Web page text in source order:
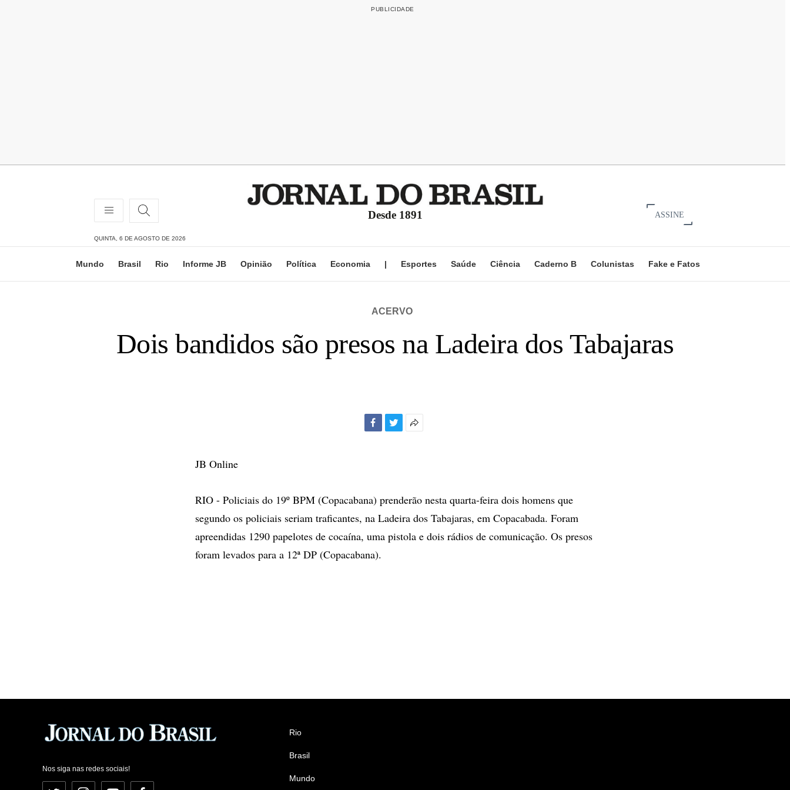
Desde 1891 ASSINE
QUINTA, 6 DE AGOSTO DE 2026
Mundo Brasil Rio Informe JB Opinião Política Economia | Esportes Saúde Ciência Caderno B Colunistas Fake e Fatos
ACERVO
Dois bandidos são presos na Ladeira dos Tabajaras
JB Online
RIO - Policiais do 19º BPM (Copacabana) prenderão nesta quarta-feira dois homens que
segundo os policiais seriam traficantes, na Ladeira dos Tabajaras, em Copacabada. Foram
apreendidas 1290 papelotes de cocaína, uma pistola e dois rádios de comunicação. Os presos
foram levados para a 12ª DP (Copacabana).
Nos siga nas redes sociais!
Rio
Brasil
Mundo